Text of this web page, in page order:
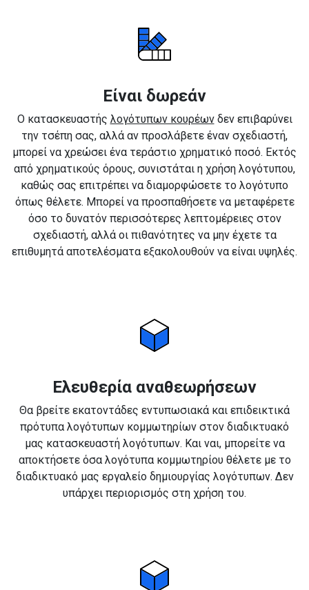
Είναι δωρεάν
Ο κατασκευαστής λογότυπων κουρέωνδεν επιβαρύνει
την τσέπη σας, αλλά αν προσλάβετε έναν σχεδιαστή,
μπορεί να χρεώσει ένα τεράστιο χρηματικό ποσό. Εκτός
από χρηματικούς όρους, συνιστάται η χρήση λογότυπου,
καθώς σας επιτρέπει να διαμορφώσετε το λογότυπο
όπως θέλετε. Μπορεί να προσπαθήσετε να μεταφέρετε
όσο το δυνατόν περισσότερες λεπτομέρειες στον
σχεδιαστή, αλλά οι πιθανότητες να μην έχετε τα
επιθυμητά αποτελέσματα εξακολουθούν να είναι υψηλές.
Ελευθερία αναθεωρήσεων
Θα βρείτε εκατοντάδες εντυπωσιακά και επιδεικτικά
πρότυπα λογότυπων κομμωτηρίων στον διαδικτυακό
μας κατασκευαστή λογότυπων. Και ναι, μπορείτε να
αποκτήσετε όσα λογότυπα κομμωτηρίου θέλετε με το
διαδικτυακό μας εργαλείο δημιουργίας λογότυπων. Δεν
υπάρχει περιορισμός στη χρήση του.